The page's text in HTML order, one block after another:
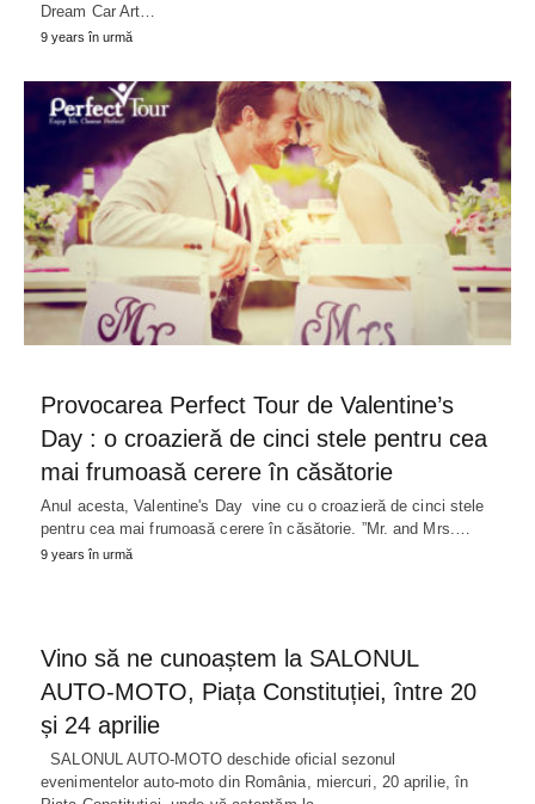
Dream Car Art…
9 years în urmă
Provocarea Perfect Tour de Valentine’s
Day : o croazieră de cinci stele pentru cea
mai frumoasă cerere în căsătorie
Anul acesta, Valentine's Day vine cu o croazieră de cinci stele
pentru cea mai frumoasă cerere în căsătorie. ”Mr. and Mrs.…
9 years în urmă
Vino să ne cunoaștem la SALONUL
AUTO-MOTO, Piața Constituției, între 20
și 24 aprilie
SALONUL AUTO-MOTO deschide oficial sezonul
evenimentelor auto-moto din România, miercuri, 20 aprilie, în